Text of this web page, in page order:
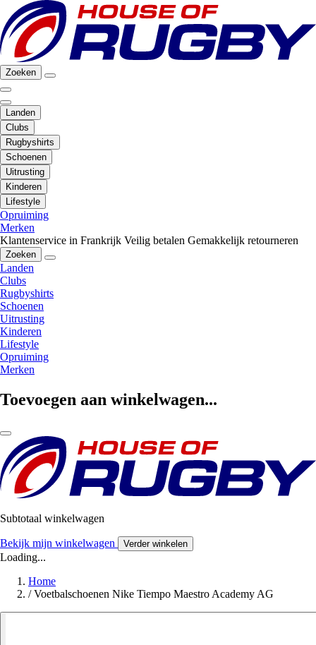
Zoeken
Landen
Clubs
Rugbyshirts
Schoenen
Uitrusting
Kinderen
Lifestyle
Opruiming
Merken
Klantenservice in Frankrijk Veilig betalen Gemakkelijk retourneren
Zoeken
Landen
Clubs
Rugbyshirts
Schoenen
Uitrusting
Kinderen
Lifestyle
Opruiming
Merken
Toevoegen aan winkelwagen...
Subtotaal winkelwagen
Bekijk mijn winkelwagen Verder winkelen
Loading...
Home
/ Voetbalschoenen Nike Tiempo Maestro Academy AG